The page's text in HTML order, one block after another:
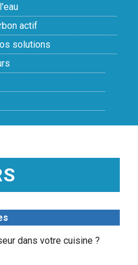
actif
solutions
dans votre cuisine ?